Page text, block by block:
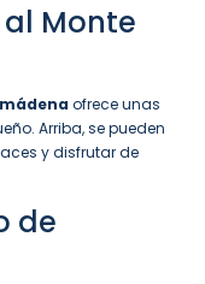
al Monte
ofrece unas
Arriba, se pueden
y disfrutar de
de